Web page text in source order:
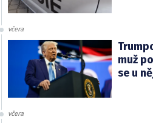
včera
muž
se u
včera